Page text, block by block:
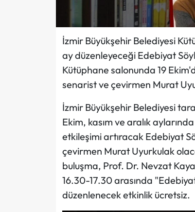
İzmir Büyükşehir Belediyesi
ay düzenleyeceği Edebiyat
Kütüphane salonunda 19
senarist ve çevirmen Murat
İzmir Büyükşehir Belediyesi
Ekim, kasım ve aralık
etkileşimi artıracak Edebiyat
çevirmen Murat Uyurkulak
buluşma, Prof. Dr. Nevzat
16.30-17.30 arasında
düzenlenecek etkinlik ücretsiz.